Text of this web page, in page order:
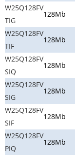
W25Q128FV
TIG
128Mb
W25Q128FV
TIF
128Mb
W25Q128FV
SIQ
128Mb
W25Q128FV
SIG
128Mb
W25Q128FV
SIF
128Mb
W25Q128FV
PIQ
128Mb